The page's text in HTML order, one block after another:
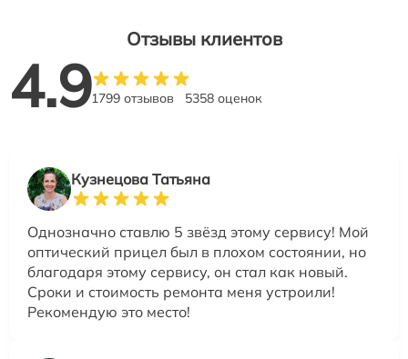
Отзывы клиентов
4.91799 отзывов 5358 оценок
Кузнецова Татьяна
Однозначно ставлю 5 звёзд этому сервису! Мой
оптический прицел был в плохом состоянии, но
благодаря этому сервису, он стал как новый.
Сроки и стоимость ремонта меня устроили!
Рекомендую это место!